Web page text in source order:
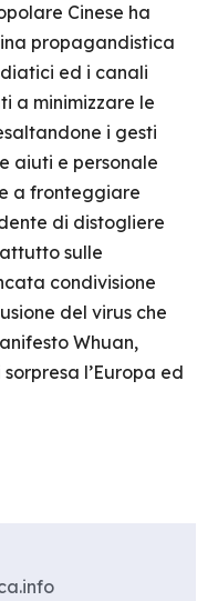
Cinese ha
propagandistica
ed i canali
a minimizzare le
i gesti
aiuti e personale
a fronteggiare
di distogliere
sulle
condivisione
del virus che
Whuan,
l’Europa ed